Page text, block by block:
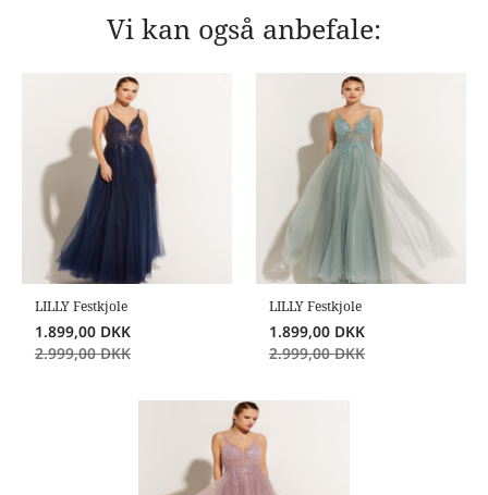
Vi kan også anbefale:
LILLY Festkjole
1.899,00 DKK
2.999,00 DKK
LILLY Festkjole
1.899,00 DKK
2.999,00 DKK